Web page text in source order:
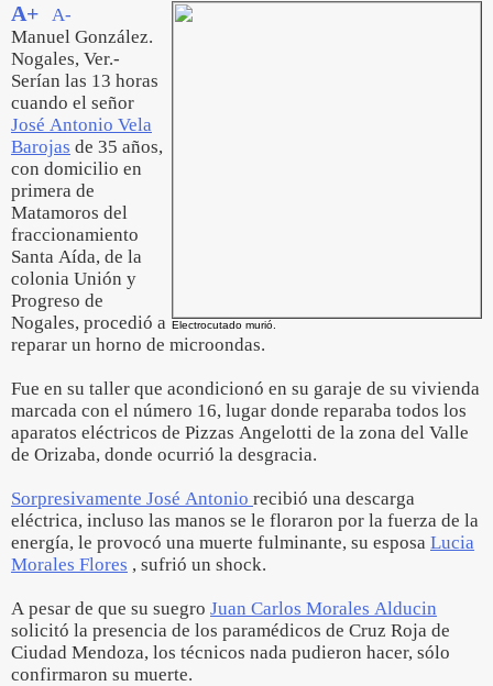
Electrocutado murió.
A+
A-
Manuel González.
Nogales, Ver.-
Serían las 13 horas
cuando el señor
José Antonio Vela
Barojas de 35 años,
con domicilio en
primera de
Matamoros del
fraccionamiento
Santa Aída, de la
colonia Unión y
Progreso de
Nogales, procedió a
reparar un horno de microondas.
Fue en su taller que acondicionó en su garaje de su vivienda
marcada con el número 16, lugar donde reparaba todos los
aparatos eléctricos de Pizzas Angelotti de la zona del Valle
de Orizaba, donde ocurrió la desgracia.
Sorpresivamente José Antonio recibió una descarga
eléctrica, incluso las manos se le floraron por la fuerza de la
energía, le provocó una muerte fulminante, su esposa Lucia
Morales Flores , sufrió un shock.
A pesar de que su suegro Juan Carlos Morales Alducin
solicitó la presencia de los paramédicos de Cruz Roja de
Ciudad Mendoza, los técnicos nada pudieron hacer, sólo
confirmaron su muerte.